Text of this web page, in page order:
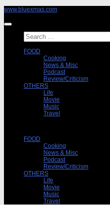
Skip
content
www.bluexmas.com
Search
for:
FOOD
Cooking
News & Misc
Podcast
Review/Criticism
OTHERS
Life
Movie
Music
Travel
FOOD
Cooking
News & Misc
Podcast
Review/Criticism
OTHERS
Life
Movie
Music
Travel